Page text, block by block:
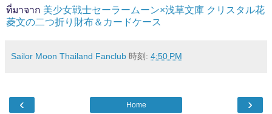
ที่มาจาก 美少女戦士セーラームーン×浅草文庫 クリスタル花
菱文の二つ折り財布＆カードケース
Sailor Moon Thailand Fanclub 時刻: 4:50 PM
‹ ›
Home